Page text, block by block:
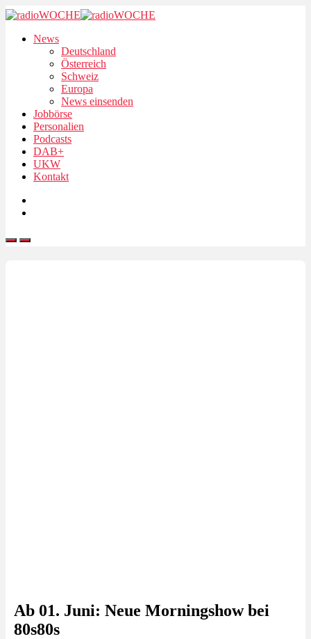
News
Deutschland
Österreich
Schweiz
Europa
News einsenden
Jobbörse
Personalien
Podcasts
DAB+
UKW
Kontakt
Ab 01. Juni: Neue Morningshow bei
80s80s